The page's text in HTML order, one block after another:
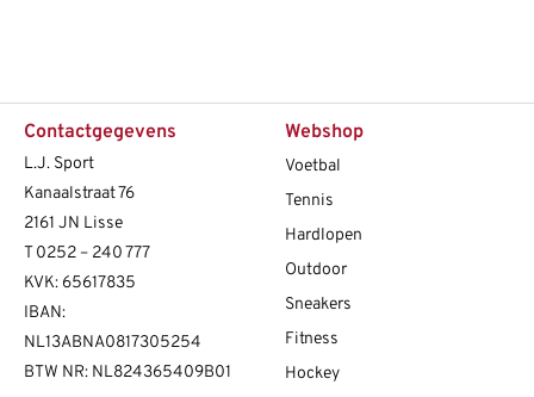
Contactgegevens
L.J. Sport
Kanaalstraat 76
2161 JN Lisse
T 0252 – 240 777
KVK: 65617835
IBAN:
NL13ABNA0817305254
BTW NR: NL824365409B01
Webshop
Voetbal
Tennis
Hardlopen
Outdoor
Sneakers
Fitness
Hockey